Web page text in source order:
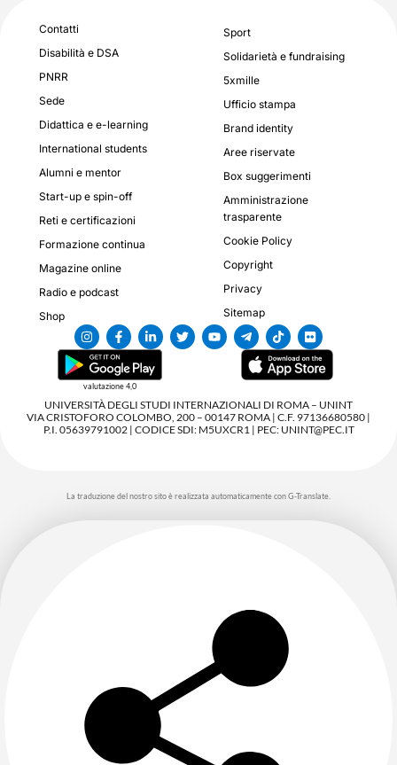
Contatti
Disabilità e DSA
PNRR
Sede
Didattica e e-learning
International students
Alumni e mentor
Start-up e spin-off
Reti e certificazioni
Formazione continua
Magazine online
Radio e podcast
Shop
Sport
Solidarietà e fundraising
5xmille
Ufficio stampa
Brand identity
Aree riservate
Box suggerimenti
Amministrazione
trasparente
Cookie Policy
Copyright
Privacy
Sitemap
valutazione 4,0
UNIVERSITÀ DEGLI STUDI INTERNAZIONALI DI ROMA – UNINT
VIA CRISTOFORO COLOMBO, 200 – 00147 ROMA | C.F. 97136680580 |
P.I. 05639791002 | CODICE SDI: M5UXCR1 | PEC: UNINT@PEC.IT
La traduzione del nostro sito è realizzata automaticamente con G-Translate.